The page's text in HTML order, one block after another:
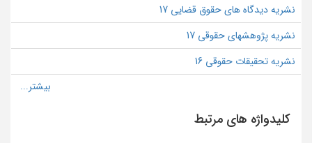
نشریه دیدگاه های حقوق قضایی 17
نشریه پژوهشهای حقوقی 17
نشریه تحقیقات حقوقی 16
کلیدواژه های مرتبط